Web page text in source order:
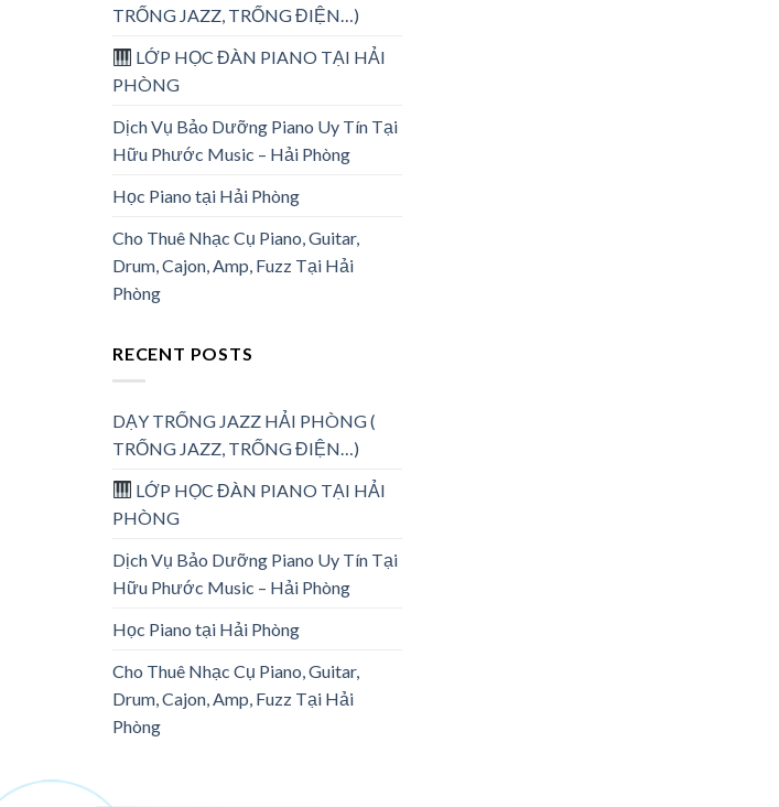
TRỐNG JAZZ, TRỐNG ĐIỆN…)
LỚP HỌC ĐÀN PIANO TẠI HẢI
PHÒNG
Dịch Vụ Bảo Dưỡng Piano Uy Tín Tại
Hữu Phước Music – Hải Phòng
Học Piano tại Hải Phòng
Cho Thuê Nhạc Cụ Piano, Guitar,
Drum, Cajon, Amp, Fuzz Tại Hải
Phòng
RECENT POSTS
DẠY TRỐNG JAZZ HẢI PHÒNG (
TRỐNG JAZZ, TRỐNG ĐIỆN…)
LỚP HỌC ĐÀN PIANO TẠI HẢI
PHÒNG
Dịch Vụ Bảo Dưỡng Piano Uy Tín Tại
Hữu Phước Music – Hải Phòng
Học Piano tại Hải Phòng
Cho Thuê Nhạc Cụ Piano, Guitar,
Drum, Cajon, Amp, Fuzz Tại Hải
Phòng